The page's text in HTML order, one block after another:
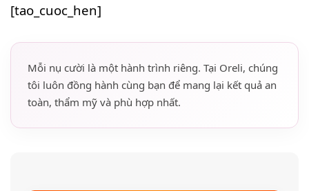
[tao_cuoc_hen]
Mỗi nụ cười là một hành trình riêng. Tại Oreli, chúng
tôi luôn đồng hành cùng bạn để mang lại kết quả an
toàn, thẩm mỹ và phù hợp nhất.